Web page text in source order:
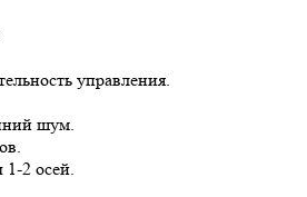
управления.
шум.
2 осей.